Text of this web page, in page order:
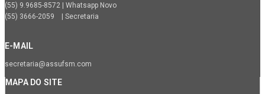
(55) 9.9685-8572 | Whatsapp Novo
(55) 3666-2059 | Secretaria
E-MAIL
secretaria@assufsm.com
MAPA DO SITE